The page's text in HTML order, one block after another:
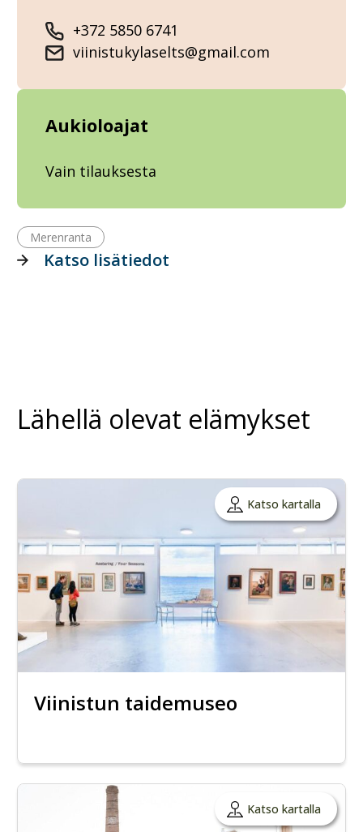
+372 5850 6741
viinistukylaselts@gmail.com
Aukioloajat
Vain tilauksesta
Merenranta
Katso lisätiedot
Lähellä olevat elämykset
Katso kartalla
Viinistun taidemuseo
Katso kartalla